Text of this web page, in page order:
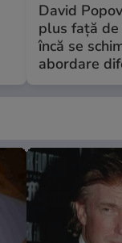
David
plus față de
încă se
abordare